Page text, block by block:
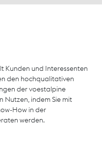
Kunden und Interessenten
den hochqualitativen
der voestalpine
Nutzen, indem Sie mit
How in der
werden.